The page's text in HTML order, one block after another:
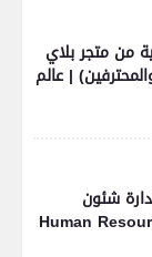
من متجر بلاي
| عالم
شئون